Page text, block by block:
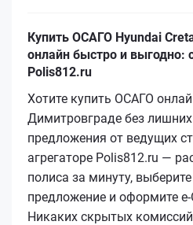
Купить ОСАГО Hyundai
онлайн быстро и выгодно:
Polis812.ru
Хотите купить ОСАГО
Димитровграде без
предложения от ведущих
агрегаторе Polis812.ru —
полиса за минуту,
предложение и оформите
Никаких скрытых